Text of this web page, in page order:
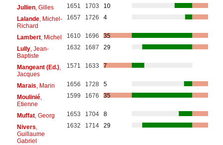
Jullien, Gilles 1651 1703
10
Lalande, Michel-
Richard
1657 1726 4
Lambert, Michel 1610 1696
35
Lully, Jean-
Baptiste
1632 1687 29
Mangeant (Ed.),
Jacques
1571 1633 7
Marais , Marin 1656 1728
5
Moulinié,
Etienne
1599 1676 35
Muffat, Georg 1653 1704
8
Nivers
Guillaume
Gabriel
1632 1714 29